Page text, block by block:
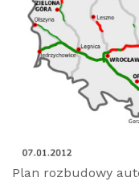
Plan rozbudowy